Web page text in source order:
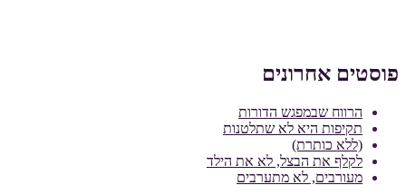
פוסטים אחרונים
הרווח שבמפגש הדורות
תקיפות היא לא שתלטנות
(ללא כותרת)
לקלף את הבצל, לא את הילד
מעורבים, לא מתערבים